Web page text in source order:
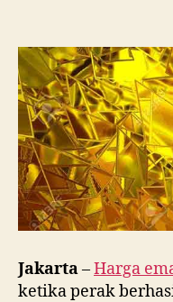
Jakarta–Harga
ketika perak